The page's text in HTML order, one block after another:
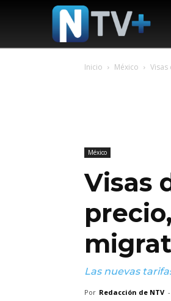
Inicio México
México
Visas
Las nuevas
Por Redacción de NTV -